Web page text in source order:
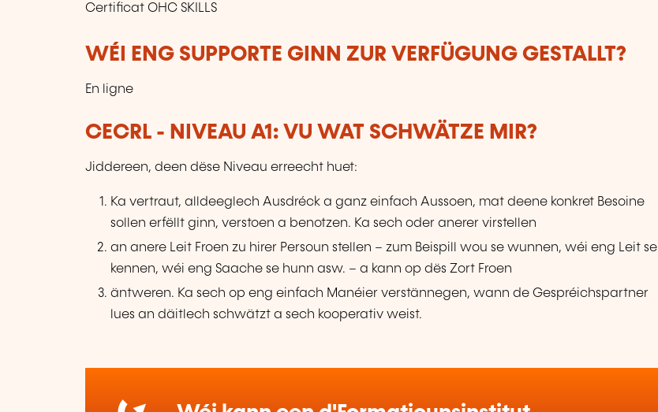
Certificat OHC SKILLS
WÉI ENG SUPPORTE GINN ZUR VERFÜGUNG GESTALLT?
En ligne
CECRL - NIVEAU A1: VU WAT SCHWÄTZE MIR?
Jiddereen, deen dëse Niveau erreecht huet:
Ka vertraut, alldeeglech Ausdréck a ganz einfach Aussoen, mat deene konkret Besoine
sollen erfëllt ginn, verstoen a benotzen. Ka sech oder anerer virstellen
an anere Leit Froen zu hirer Persoun stellen – zum Beispill wou se wunnen, wéi eng Leit se
kennen, wéi eng Saache se hunn asw. – a kann op dës Zort Froen
äntweren. Ka sech op eng einfach Manéier verstännegen, wann de Gespréichspartner
lues an däitlech schwätzt a sech kooperativ weist.